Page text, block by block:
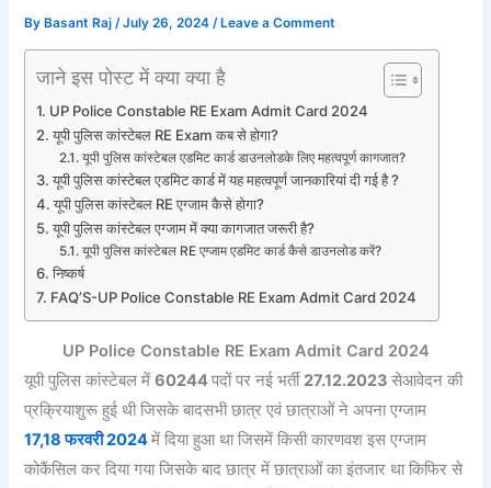
By Basant Raj/July 26, 2024/ Leave a Comment
जाने इस पोस्ट में क्या क्या है
UP Police Constable RE Exam Admit Card 2024
यूपी पुलिस कांस्टेबल RE Exam कब से होगा?
यूपी पुलिस कांस्टेबल एडमिट कार्ड डाउनलोडके लिए महत्वपूर्ण कागजात?
यूपी पुलिस कांस्टेबल एडमिट कार्ड में यह महत्वपूर्ण जानकारियां दी गई है ?
यूपी पुलिस कांस्टेबल RE एग्जाम कैसे होगा?
यूपी पुलिस कांस्टेबल एग्जाम में क्या कागजात जरूरी है?
यूपी पुलिस कांस्टेबल RE एग्जाम एडमिट कार्ड कैसे डाउनलोड करें?
निष्कर्ष
FAQ’S-UP Police Constable RE Exam Admit Card 2024
UP Police Constable RE Exam Admit Card 2024
यूपी पुलिस कांस्टेबल में60244पदों पर नई भर्ती 27.12.2023सेआवेदन की
प्रक्रियाशुरू हुई थी जिसके बादसभी छात्र एवं छात्राओं ने अपना एग्जाम
17,18 फरवरी 2024में दिया हुआ था जिसमें किसी कारणवश इस एग्जाम
कोकैंसिल कर दिया गया जिसके बाद छात्र में छात्राओं का इंतजार था किफिर से